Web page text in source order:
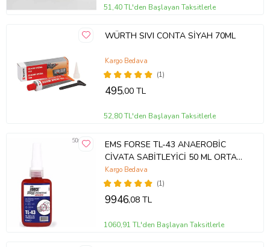
51,40 TL'den Başlayan Taksitlerle
WÜRTH SIVI CONTA SİYAH 70ML
(1)
Kargo Bedava
495,00 TL
52,80 TL'den Başlayan Taksitlerle
EMS FORSE TL-43 ANAEROBİC
CİVATA SABİTLEYİCİ 50 ML ORTA
KUVVETLİ (Karışık)
(1)
Kargo Bedava
9946,08 TL
1060,91 TL'den Başlayan Taksitlerle